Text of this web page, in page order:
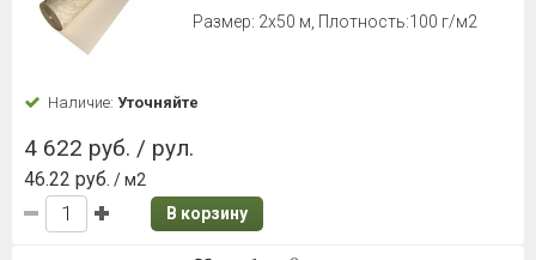
Размер: 2х50 м, Плотность:100 г/м2
Наличие: Уточняйте
4 622 руб. / рул.
46.22 руб. / м2
В корзину